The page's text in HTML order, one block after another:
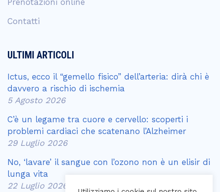
Prenotazioni online
Contatti
ULTIMI ARTICOLI
Ictus, ecco il “gemello fisico” dell’arteria: dirà chi è
davvero a rischio di ischemia
5 Agosto 2026
C’è un legame tra cuore e cervello: scoperti i
problemi cardiaci che scatenano l’Alzheimer
29 Luglio 2026
No, ‘lavare’ il sangue con l’ozono non è un elisir di
lunga vita
22 Luglio 2026